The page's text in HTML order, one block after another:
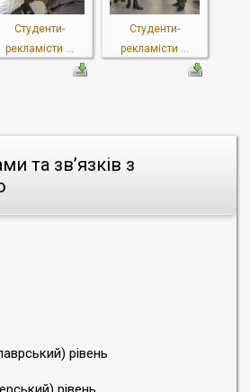
та зв’язків з
рівень
Студенти-
рекламісти ...
Студенти-
рекламісти ...